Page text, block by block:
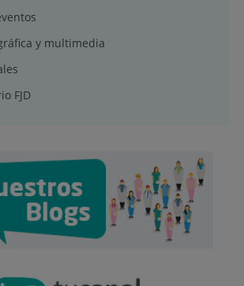
y multimedia
FJD